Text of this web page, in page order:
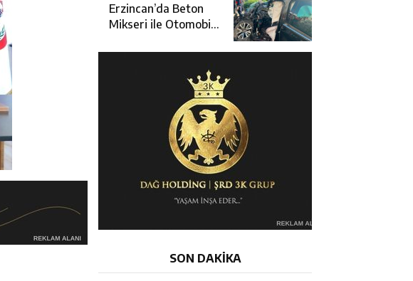
Erzincan’da Beton
Mikseri ile Otomobil
Yaralandı
SON DAKİKA